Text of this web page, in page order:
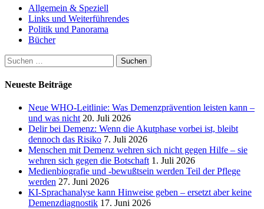
Allgemein & Speziell
Links und Weiterführendes
Politik und Panorama
Bücher
Suchen
nach:
Neueste Beiträge
Neue WHO-Leitlinie: Was Demenzprävention leisten kann –
und was nicht 20. Juli 2026
Delir bei Demenz: Wenn die Akutphase vorbei ist, bleibt
dennoch das Risiko 7. Juli 2026
Menschen mit Demenz wehren sich nicht gegen Hilfe – sie
wehren sich gegen die Botschaft 1. Juli 2026
Medienbiografie und -bewußtsein werden Teil der Pflege
werden 27. Juni 2026
KI-Sprachanalyse kann Hinweise geben – ersetzt aber keine
Demenzdiagnostik 17. Juni 2026